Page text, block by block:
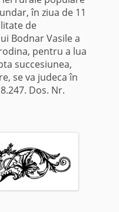
în ziua de 11
de
Bodnar Vasile a
pentru a lua
succesiunea,
se va judeca în
Dos. Nr.